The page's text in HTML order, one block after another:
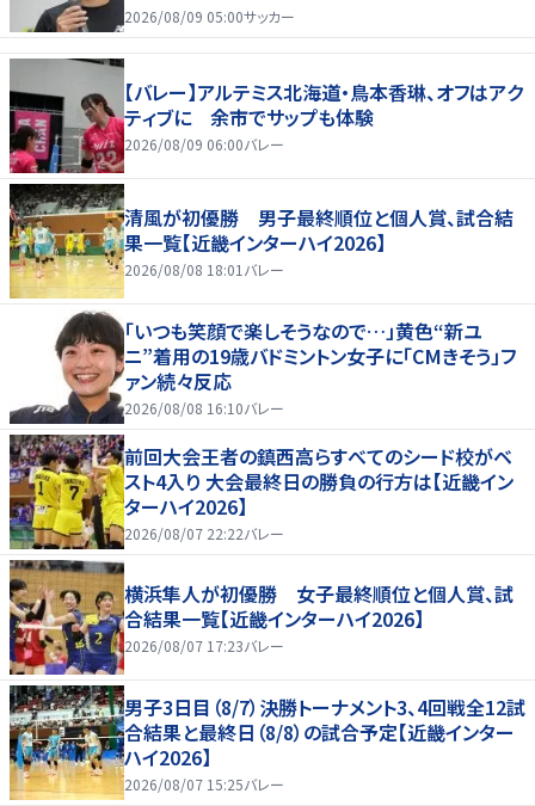
2026/08/09 05:00サッカー
【バレー】アルテミス北海道・鳥本香琳、オフはアク
ティブに 余市でサップも体験
2026/08/09 06:00バレー
清風が初優勝 男子最終順位と個人賞、試合結
果一覧【近畿インターハイ2026】
2026/08/08 18:01 バレー
「いつも笑顔で楽しそうなので…」黄色“新ユ
ニ”着用の19歳バドミントン女子に「CMきそう」フ
ァン続々反応
2026/08/08 16:10バレー
前回大会王者の鎮西高らすべてのシード校がベ
スト4入り 大会最終日の勝負の行方は【近畿イン
ターハイ2026】
2026/08/07 22:22バレー
横浜隼人が初優勝 女子最終順位と個人賞、試
合結果一覧【近畿インターハイ2026】
2026/08/07 17:23バレー
男子3日目（8/7）決勝トーナメント3、4回戦全12試
合結果と最終日（8/8）の試合予定【近畿インター
ハイ2026】
2026/08/07 15:25バレー